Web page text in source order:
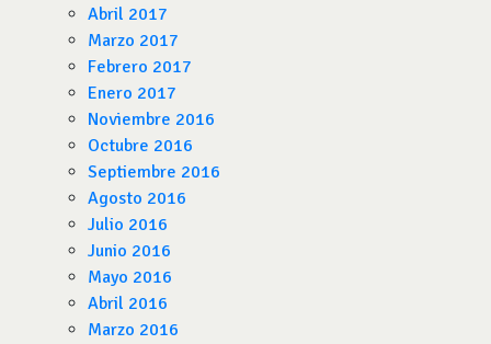
Abril 2017
Marzo 2017
Febrero 2017
Enero 2017
Noviembre 2016
Octubre 2016
Septiembre 2016
Agosto 2016
Julio 2016
Junio 2016
Mayo 2016
Abril 2016
Marzo 2016